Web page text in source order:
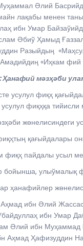
Әлий
лақабы менен
ибн Умар
Әбиў Ҳамыд
Разыйдың
«Иҳкам фий
мәзҳәби
фиқҳ
фиқҳқа
жөнелисиндеги
қағыйдалары
фиқҳ пайдалы усыл
улыўмалық
ҳанафийлер
ибн Әлий
ибн Умар
Әлий ибн Муҳаммад
Аҳмад Ҳафизуддин